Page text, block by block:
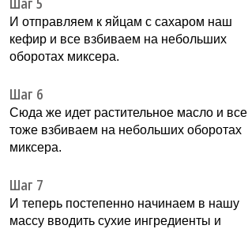
И отправляем к яйцам с сахаром наш
кефир и все взбиваем на небольших
оборотах миксера.
Шаг 6
Сюда же идет растительное масло и все
тоже взбиваем на небольших оборотах
миксера.
Шаг 7
И теперь постепенно начинаем в нашу
массу вводить сухие ингредиенты и